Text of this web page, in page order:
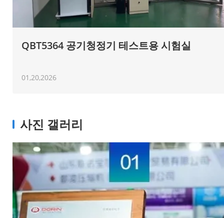
QBT5364 공기청정기 테스트용 시험실
01,20,2026
사진 갤러리